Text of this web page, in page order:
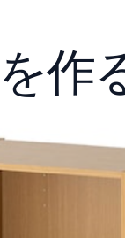
作